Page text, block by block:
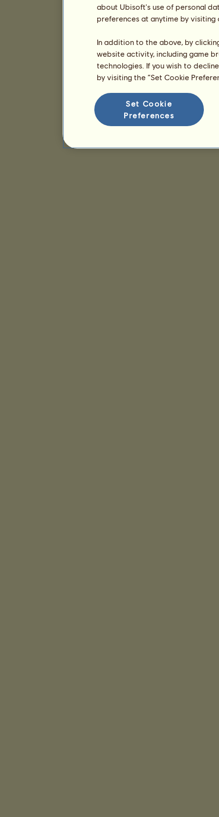
about Ubisoft's use of personal
preferences at anytime by
In addition to the above, by
website activity, including game
technologies. If you wish to
by visiting the “Set Cookie
Set Cookie
Preferences